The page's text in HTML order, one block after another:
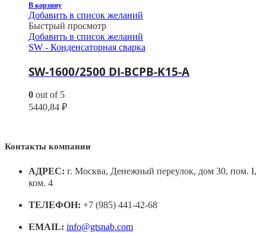
В корзину
Добавить в список желаний
Быстрый просмотр
Добавить в список желаний
SW - Конденсаторная сварка
SW-1600/2500 DI-BCPB-K15-A
0 out of 5
5440,84 ₽
Контакты компании
АДРЕС: г. Москва, Денежный переулок, дом 30, пом. I,
ком. 4
ТЕЛЕФОН: +7 (985) 441-42-68
EMAIL: info@gtsnab.com